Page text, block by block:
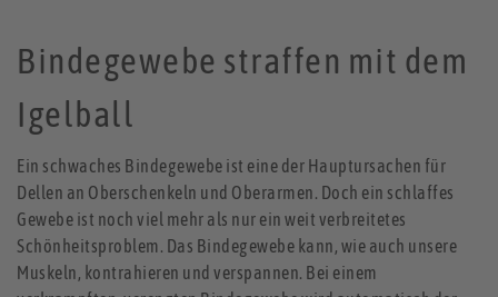
Bindegewebe straffen mit dem
Igelball
Ein schwaches Bindegewebe ist eine der Hauptursachen für
Dellen an Oberschenkeln und Oberarmen. Doch ein schlaffes
Gewebe ist noch viel mehr als nur ein weit verbreitetes
Schönheitsproblem. Das Bindegewebe kann, wie auch unsere
Muskeln, kontrahieren und verspannen. Bei einem